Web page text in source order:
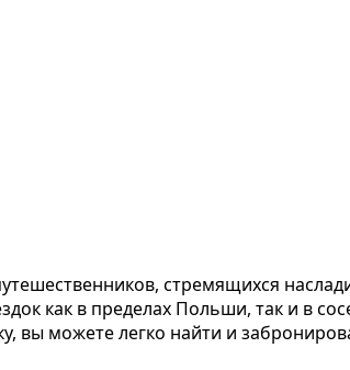
стремящихся
как в пределах Польши, так и в
вы можете легко найти и